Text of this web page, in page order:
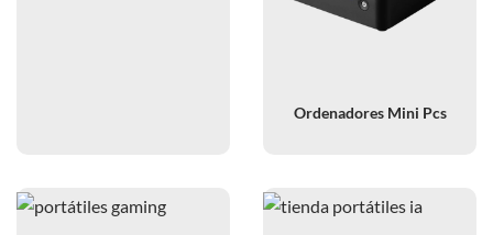
Ordenadores Mini Pcs